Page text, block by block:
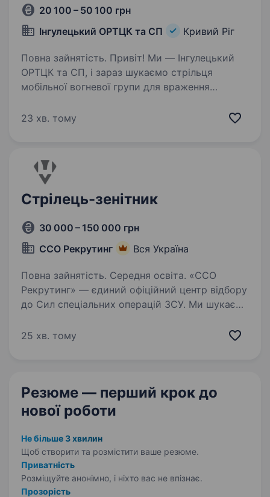
20 100 – 50 100 грн
Інгулецький ОРТЦК та СП
Кривий Ріг
Повна зайнятість. Привіт! Ми — Інгулецький
ОРТЦК та СП, і зараз шукаємо стрільця
мобільної вогневої групи для враження
ти хочеш служити країні, долучитися
23 хв. тому
Стрілець-зенітник
30 000 – 150 000 грн
ССО Рекрутинг
Вся Україна
Повна зайнятість. Середня освіта. «ССО
Рекрутинг» — єдиний офіційний центр відбору
до Сил спеціальних операцій ЗСУ. Ми шукаємо
різними професіями, адже кожен навик може
25 хв. тому
Резюме — перший крок до
нової роботи
Не більше 3 хвилин
Щоб створити та розмістити ваше резюме.
Приватність
Розміщуйте анонімно, і ніхто вас не впізнає.
Прозорість